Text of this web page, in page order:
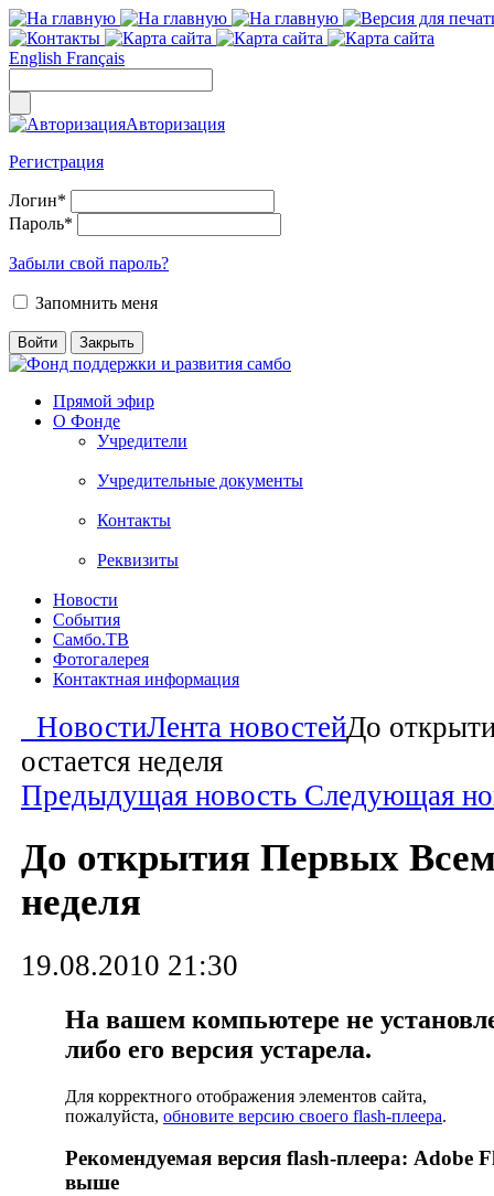
English Français
Авторизация
Регистрация
Логин*
Пароль*
Забыли свой пароль?
Запомнить меня
Прямой эфир
О Фонде
Учредители
Учредительные документы
Контакты
Реквизиты
Новости
События
Самбо.ТВ
Фотогалерея
Контактная информация
НовостиЛента новостейДо
остается неделя
Предыдущая новость Следующая
До открытия Первых
неделя
19.08.2010 21:30
На вашем компьютере не
либо его версия устарела.
Для корректного отображения элементов сайта,
пожалуйста, обновите версию своего flash-плеера.
Рекомендуемая версия flash-плеера: Adobe
выше